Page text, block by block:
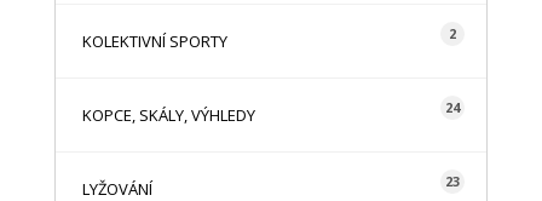
KOLEKTIVNÍ SPORTY 2
KOPCE, SKÁLY, VÝHLEDY 24
LYŽOVÁNÍ 23